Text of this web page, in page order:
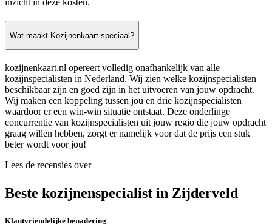
inzicht in deze kosten.
Wat maakt Kozijnenkaart speciaal?
kozijnenkaart.nl opereert volledig onafhankelijk van alle
kozijnspecialisten in Nederland. Wij zien welke kozijnspecialisten
beschikbaar zijn en goed zijn in het uitvoeren van jouw opdracht.
Wij maken een koppeling tussen jou en drie kozijnspecialisten
waardoor er een win-win situatie ontstaat. Deze onderlinge
concurrentie van kozijnspecialisten uit jouw regio die jouw opdracht
graag willen hebben, zorgt er namelijk voor dat de prijs een stuk
beter wordt voor jou!
Lees de recensies over
Beste kozijnenspecialist in Zijderveld
Klantvriendelijke benadering